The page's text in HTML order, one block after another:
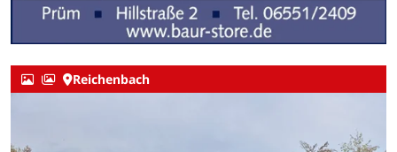
Reichenbach